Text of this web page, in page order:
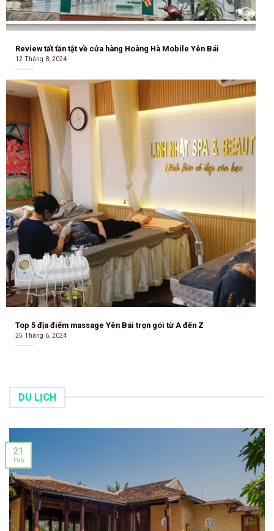
Review tất tần tật về cửa hàng Hoàng Hà Mobile Yên Bái
12 Tháng 8, 2024
Top 5 địa điểm massage Yên Bái trọn gói từ A đến Z
25 Tháng 6, 2024
DU LỊCH
21
Th5